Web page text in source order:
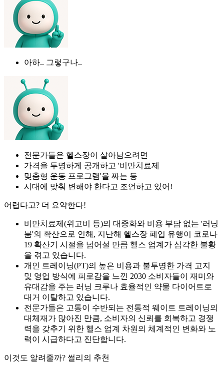
아하.. 그렇구나..
전문가들은 헬스장이 살아남으려면
가격을 투명하게 공개하고 '비만치료제
맞춤형 운동 프로그램'을 짜는 등
시대에 맞춰 변해야 한다고 조언하고 있어!
어렵다고? 더 요약한다!
비만치료제(위고비 등)의 대중화와 비용 부담 없는 '러닝
붐'의 확산으로 인해, 지난해 헬스장 폐업 유행이 코로나
19 확산기 시절을 넘어설 만큼 헬스 업계가 심각한 불황
을 겪고 있습니다.
개인 트레이닝(PT)의 높은 비용과 불투명한 가격 고지
및 영업 방식에 피로감을 느낀 2030 소비자들이 재미와
유대감을 주는 러닝 크루나 효율적인 약물 다이어트로
대거 이탈하고 있습니다.
전문가들은 고통이 수반되는 전통적 웨이트 트레이닝의
대체재가 많아진 만큼, 소비자의 신뢰를 회복하고 경쟁
력을 갖추기 위한 헬스 업계 차원의 체계적인 변화와 노
력이 시급하다고 진단합니다.
이것도 알려줄까? 썰리의 추천